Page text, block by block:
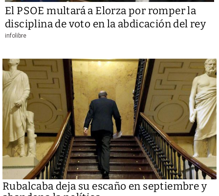
El PSOE multará a Elorza por romper la
disciplina de voto en la abdicación del rey
infolibre
Rubalcaba deja su escaño en septiembre y